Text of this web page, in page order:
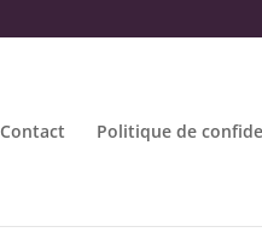
Contact Politique de